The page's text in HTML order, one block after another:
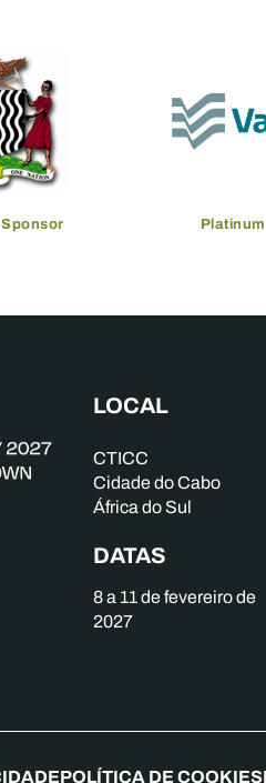
LOCAL
CTICC
Cidade do Cabo
África do Sul
DATAS
8 a 11 de fevereiro de
2027
POLÍTICA DE COOKIES